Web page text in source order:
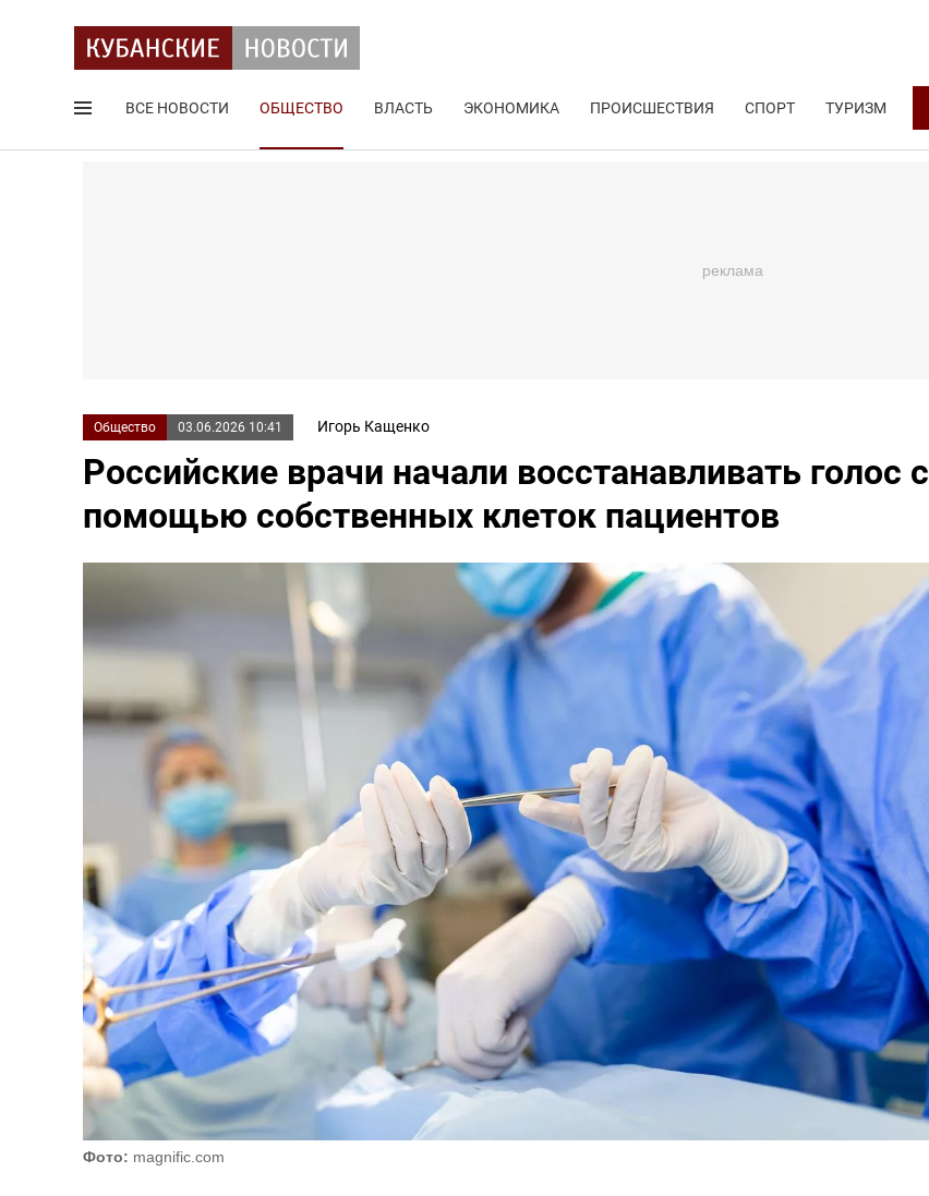
ВСЕ НОВОСТИ ОБЩЕСТВО ВЛАСТЬ ЭКОНОМИКА ПРОИСШЕСТВИЯ СПОРТ ТУРИЗМ
Общество 03.06.2026 10:41 Игорь Кащенко
Российские врачи начали восстанавливать голос с
помощью собственных клеток пациентов
Фото: magnific.com